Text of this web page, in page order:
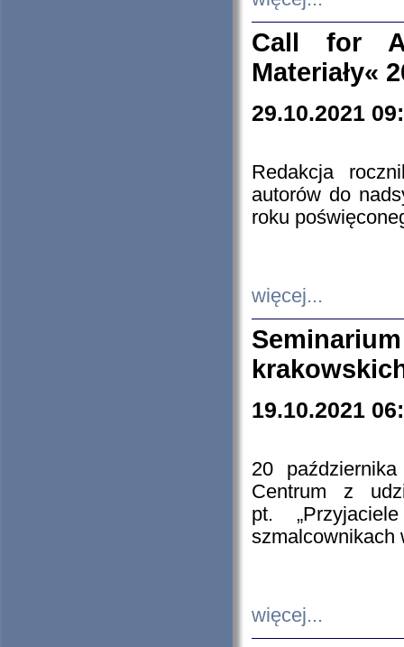
Call for
Materiały«
29.10.2021
Redakcja
autorów do
roku
więcej...
19.10.2021
20
Centrum z
pt.
szmalcownikach
więcej...